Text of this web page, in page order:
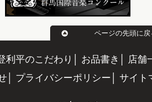
ページの先頭に戻
利平のこだわり お品書き
店舗
プライバシーポリシー サイト